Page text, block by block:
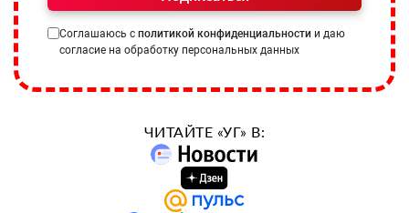
Соглашаюсь с политикой конфиденциальности и даю
согласие на обработку персональных данных
ЧИТАЙТЕ «УГ» В: